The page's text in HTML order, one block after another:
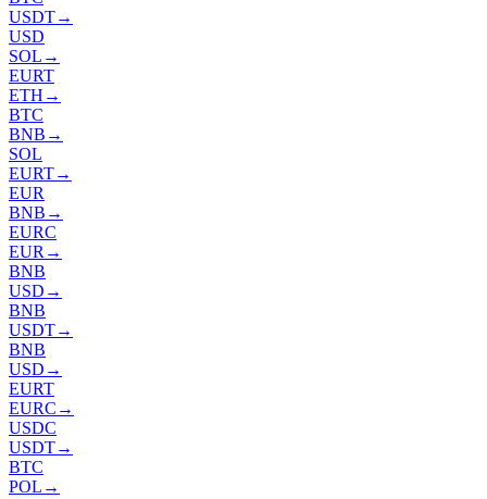
USDT→
USD
SOL →
EURT
ETH →
BTC
BNB →
SOL
EURT→
EUR
BNB →
EURC
EUR →
BNB
USD →
BNB
USDT→
BNB
USD →
EURT
EURC →
USDC
USDT→
BTC
POL →